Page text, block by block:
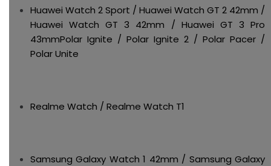
Huawei Watch 2 Sport / Huawei Watch GT 2 42mm /
Huawei Watch GT 3 42mm / Huawei GT 3 Pro
43mmPolar Ignite / Polar Ignite 2 / Polar Pacer /
Polar Unite
Realme Watch / Realme Watch T1
Samsung Galaxy Watch 1 42mm / Samsung Galaxy